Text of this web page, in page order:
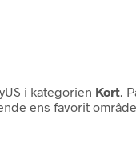
i kategorien Kort .
ens favorit